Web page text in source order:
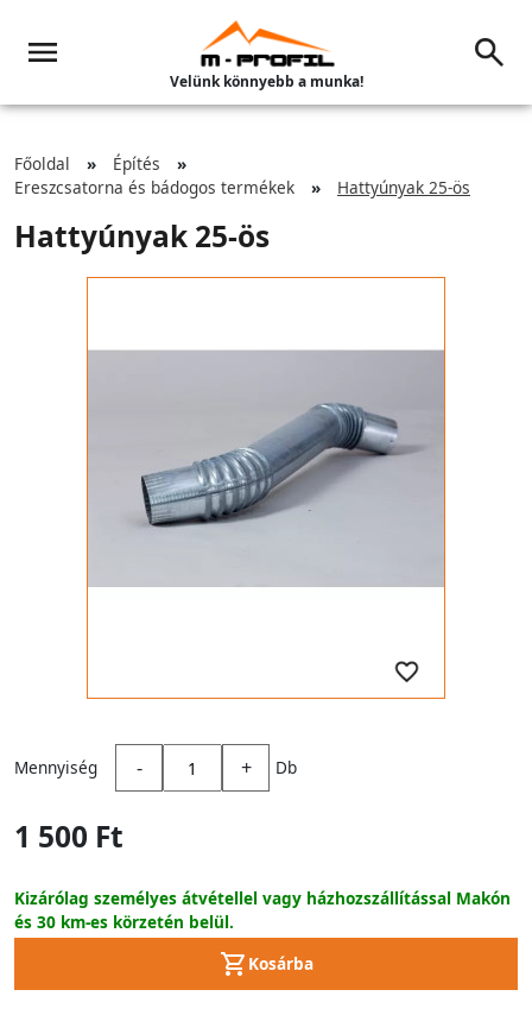
Velünk könnyebb a munka!
Főoldal
Építés
Ereszcsatorna és bádogos termékek
Hattyúnyak 25-ös
Hattyúnyak 25-ös
Mennyiség - + Db
1 500 Ft
Kizárólag személyes átvétellel vagy házhozszállítással Makón
és 30 km-es körzetén belül.
Kosárba